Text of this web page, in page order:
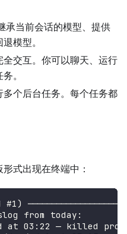
当前会话的模型、提供
模型。
交互。你可以聊天、运行
。
个后台任务。每个任务都
式出现在终端中：
syslog from today:
at 03:22 — killed